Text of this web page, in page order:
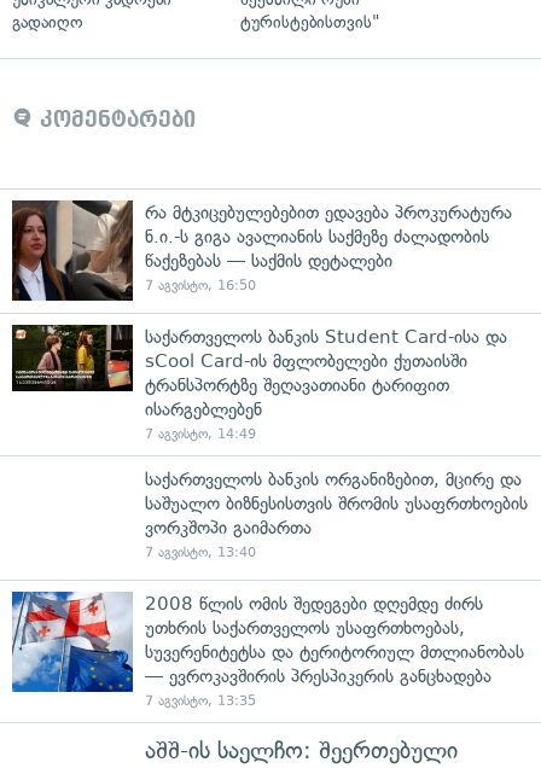
გადაიღო
ტურისტებისთვის"
კომენტარები
რა მტკიცებულებებით ედავება პროკურატურა
ნ.ი.-ს გიგა ავალიანის საქმეზე ძალადობის
წაქეზებას — საქმის დეტალები
7 აგვისტო, 16:50
საქართველოს ბანკის Student Card-ისა და
sCool Card-ის მფლობელები ქუთაისში
ტრანსპორტზე შეღავათიანი ტარიფით
ისარგებლებენ
7 აგვისტო, 14:49
საქართველოს ბანკის ორგანიზებით, მცირე და
საშუალო ბიზნესისთვის შრომის უსაფრთხოების
ვორკშოპი გაიმართა
7 აგვისტო, 13:40
2008 წლის ომის შედეგები დღემდე ძირს
უთხრის საქართველოს უსაფრთხოებას,
სუვერენიტეტსა და ტერიტორიულ მთლიანობას
— ევროკავშირის პრესპიკერის განცხადება
7 აგვისტო, 13:35
აშშ-ის საელჩო: შეერთებული